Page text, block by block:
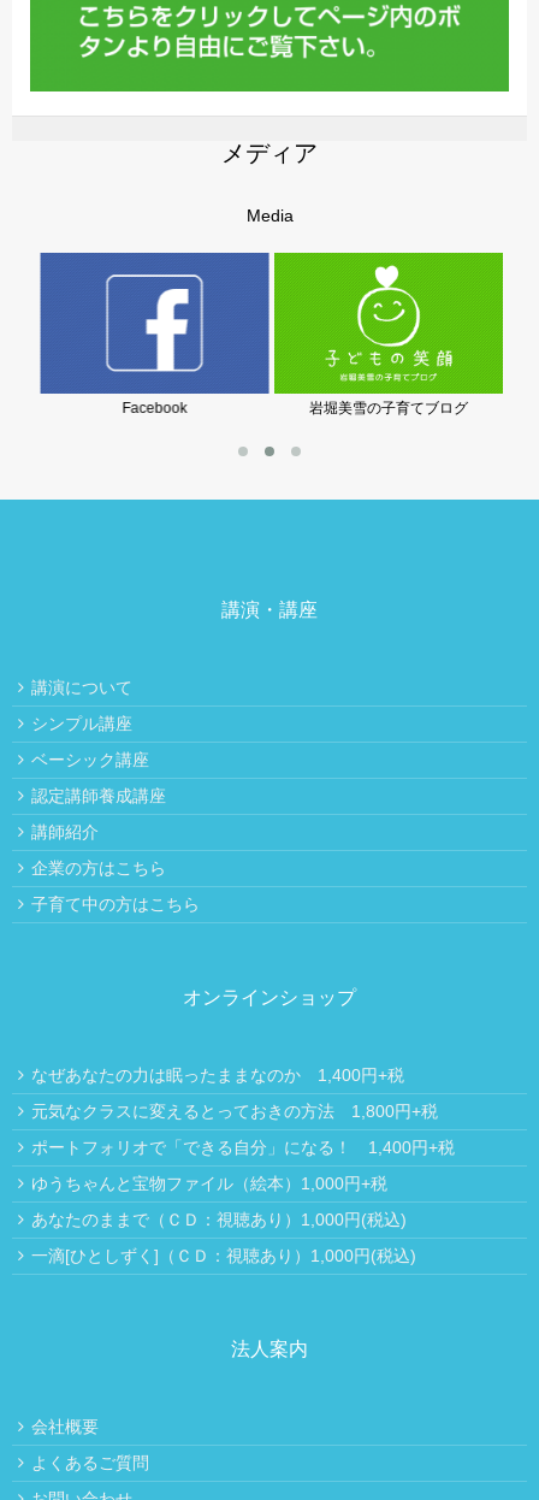
メディア
Media
Facebook 岩堀美雪の子育てブログ
講演・講座
講演について
シンプル講座
ベーシック講座
認定講師養成講座
講師紹介
企業の方はこちら
子育て中の方はこちら
オンラインショップ
なぜあなたの力は眠ったままなのか 1,400円+税
元気なクラスに変えるとっておきの方法 1,800円+税
ポートフォリオで「できる自分」になる！ 1,400円+税
ゆうちゃんと宝物ファイル（絵本）1,000円+税
あなたのままで（ＣＤ：視聴あり）1,000円(税込)
一滴[ひとしずく]（ＣＤ：視聴あり）1,000円(税込)
法人案内
会社概要
よくあるご質問